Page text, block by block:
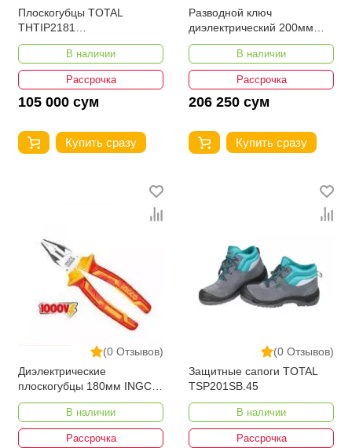
Плоскогубцы TOTAL
THTIP2181
диэлектрические
В наличии
Рассрочка
105 000 сум
Купить сразу
Разводной ключ
диэлектрический 200мм
INGCO HIADW081
В наличии
Рассрочка
206 250 сум
Купить сразу
(0 Отзывов)
Диэлектрические
плоскогубцы 180мм INGCO
HICP28188
В наличии
Рассрочка
(0 Отзывов)
Защитные сапоги TOTAL
TSP201SB.45
В наличии
Рассрочка